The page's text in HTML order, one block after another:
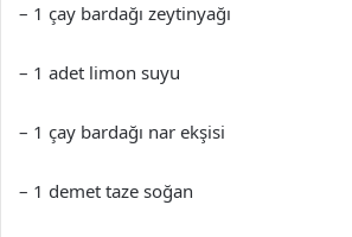
– 1 çay bardağı zeytinyağı
– 1 adet limon suyu
– 1 çay bardağı nar ekşisi
– 1 demet taze soğan